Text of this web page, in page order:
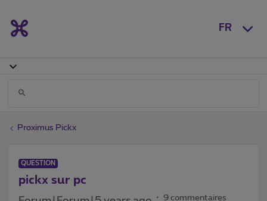
FR
Proximus Pickx
QUESTION
pickx sur pc
9 commentaires